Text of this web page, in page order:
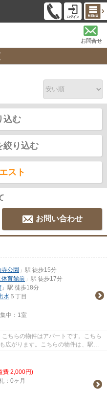
お問合せ
込む
絞り込む
スト
お問い合わせ
公園 」駅 徒歩15分
体育館前 」駅 徒歩17分
」駅 徒歩18分
水 ５丁目
中： 1室
ちらの物件はアパートです。こちら
広がります。こちらの物件は、駅へ
費 2,000円)
：0ヶ月